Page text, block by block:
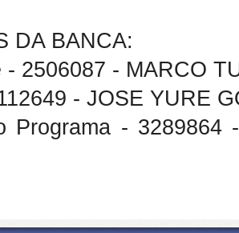
DA BANCA:
- 2506087 - MARCO
- JOSE YURE
Programa - 3289864